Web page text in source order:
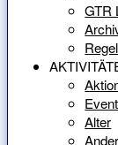
GTR
Alter